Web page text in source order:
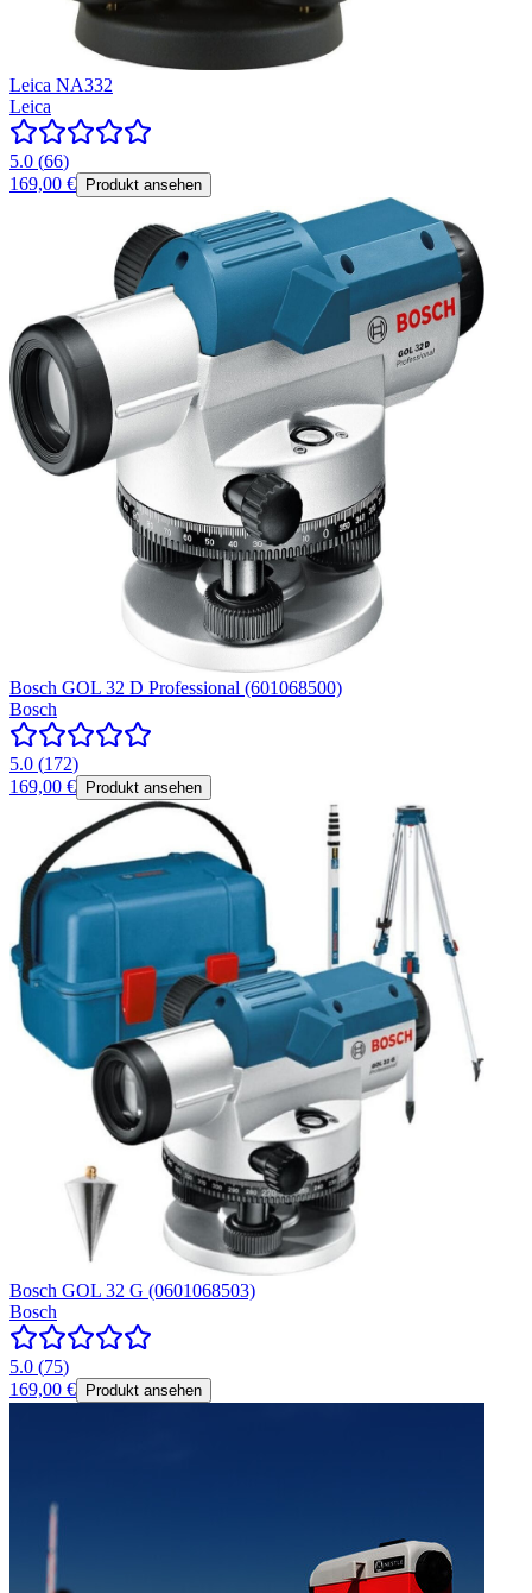
Leica NA332
Leica
5.0 (66)
169,00 €
Produkt ansehen
Bosch GOL 32 D Professional (601068500)
Bosch
5.0 (172)
169,00 €
Produkt ansehen
Bosch GOL 32 G (0601068503)
Bosch
5.0 (75)
169,00 €
Produkt ansehen